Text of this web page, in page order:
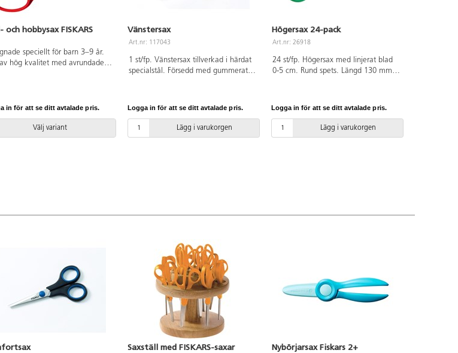
och hobbysax FISKARS
speciellt för barn 3–9 år.
hög kvalitet med avrundade
in för att se ditt avtalade pris.
Välj variant
Vänstersax
Art.nr: 117043
1 st/fp. Vänstersax tillverkad i härdat
specialstål. Försedd med gummerat
Logga in för att se ditt avtalade pris.
Lägg i varukorgen
Högersax 24-pack
Art.nr: 26918
24 st/fp. Högersax med linjerat blad
0-5 cm. Rund spets. Längd 130 mm.
Logga in för att se ditt avtalade pris.
Lägg i varukorgen
Saxställ med FISKARS-saxar Nybörjarsax Fiskars 2+